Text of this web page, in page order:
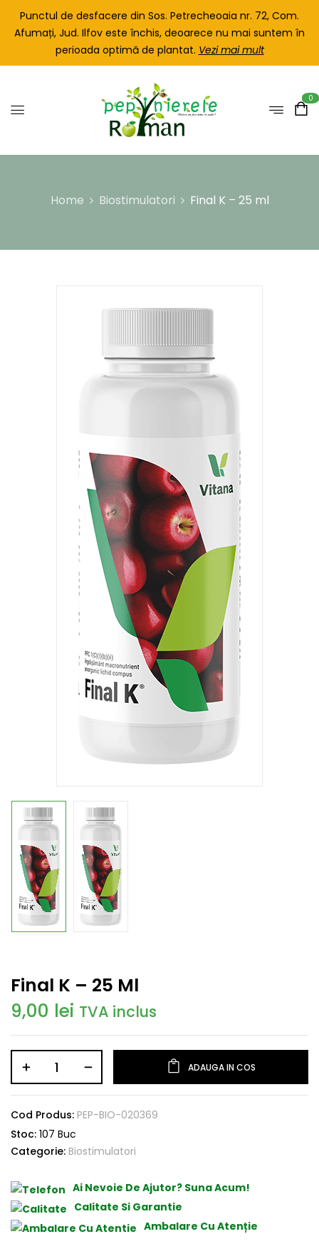
Punctul de desfacere din Sos. Petrecheoaia nr. 72, Com.
Afumați, Jud. Ilfov este închis, deoarece nu mai suntem în
perioada optimă de plantat. Vezi mai mult
0
Home Biostimulatori Final K – 25 ml
Final K – 25 Ml
9,00 lei TVA inclus
ADAUGA IN COS
Cod Produs: PEP-BIO-020369
Stoc: 107 Buc
Categorie: Biostimulatori
Ai Nevoie De Ajutor? Suna Acum!
Calitate Si Garantie
Ambalare Cu Atenție